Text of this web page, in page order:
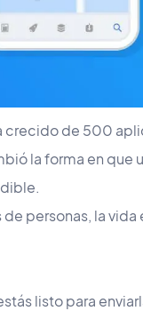
crecido de 500
la forma en que
personas, la
listo para